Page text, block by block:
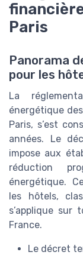
Paris
Panorama
pour les
La
énergétique
Paris, s’est
années. Le
impose aux
réduction
énergétique.
les hôtels,
s’applique
France.
Le décret